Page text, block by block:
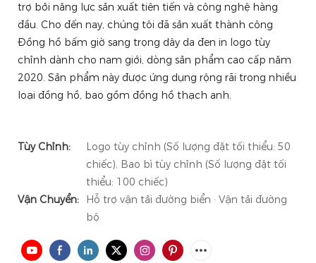
trợ bởi năng lực sản xuất tiên tiến và công nghệ hàng
đầu. Cho đến nay, chúng tôi đã sản xuất thành công
Đồng hồ bấm giờ sang trọng dây da đen in logo tùy
chỉnh dành cho nam giới, dòng sản phẩm cao cấp năm
2020. Sản phẩm này được ứng dụng rộng rãi trong nhiều
loại đồng hồ, bao gồm đồng hồ thạch anh.
Tùy Chỉnh:
Logo tùy chỉnh (Số lượng đặt tối thiểu: 50
chiếc), Bao bì tùy chỉnh (Số lượng đặt tối
thiểu: 100 chiếc)
Vận Chuyển:
Hỗ trợ vận tải đường biển · Vận tải đường
bộ